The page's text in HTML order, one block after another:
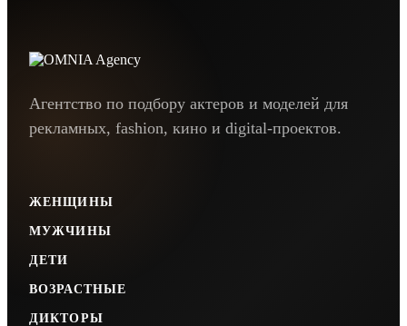
Агентство по подбору актеров и моделей для
рекламных, fashion, кино и digital-проектов.
ЖЕНЩИНЫ
МУЖЧИНЫ
ДЕТИ
ВОЗРАСТНЫЕ
ДИКТОРЫ